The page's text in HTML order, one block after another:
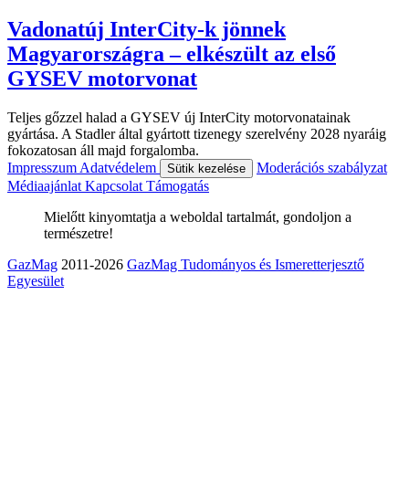
Vadonatúj InterCity-k jönnek
Magyarországra – elkészült az első
GYSEV motorvonat
Teljes gőzzel halad a GYSEV új InterCity motorvonatainak
gyártása. A Stadler által gyártott tizenegy szerelvény 2028 nyaráig
fokozatosan áll majd forgalomba.
Impresszum Adatvédelem Sütik kezelése
Moderációs szabályzat
Médiaajánlat Kapcsolat Támogatás
Mielőtt kinyomtatja a weboldal tartalmát, gondoljon a
természetre!
GazMag 2011-2026 GazMag Tudományos és Ismeretterjesztő
Egyesület